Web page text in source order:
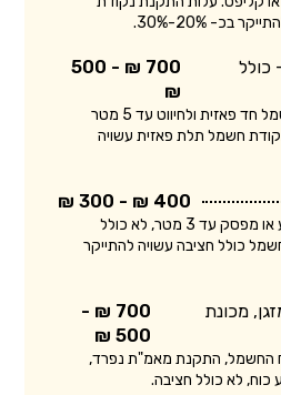
בכ- 20%-30%.
700 ₪ - 500
₪
המחיר מתייחס לנקודת חשמל חד פאזית ולחיווט עד 5 מטר
חשמל תלת פאזית עשויה
400 ₪ - 300 ₪
המחיר מתייחס להזזת שקע או מפסק עד 3 מטר, לא כולל
כולל חציבה עשויה להתייקר
מכונת
700 ₪ -
500 ₪
החשמל, התקנת מאמ"ת נפרד,
לא כולל חציבה.